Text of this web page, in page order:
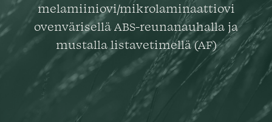
melamiiniovi/mikrolaminaattiovi
ovenvärisellä ABS-reunanauhalla ja
mustalla listavetimellä (AF)